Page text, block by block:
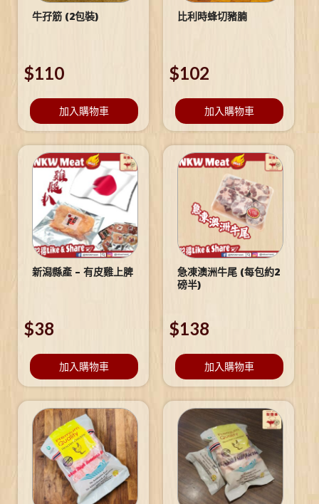
牛孖筋 (2包裝)
$110
加入購物車
比利時蜂切豬腩
$102
加入購物車
新潟縣產 – 有皮雞上脾
$38
加入購物車
急凍澳洲牛尾 (每包約2
磅半)
$138
加入購物車